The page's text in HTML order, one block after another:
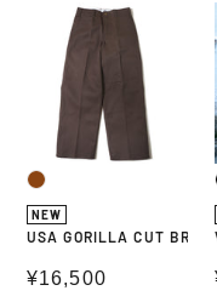
USA GORILLA CUT
NEW
USA GORILLA CUT
通常価格
¥16,500